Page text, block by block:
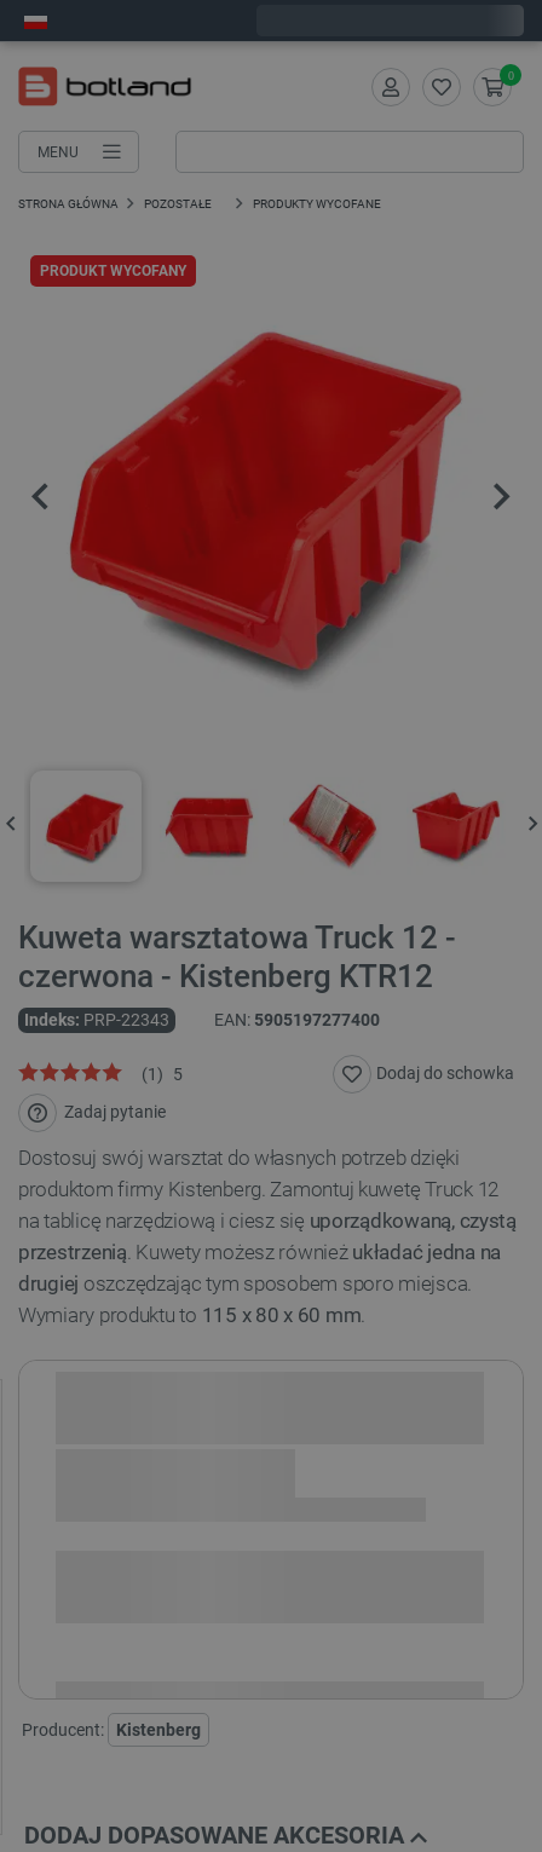
MENU
0
STRONA GŁÓWNA POZOSTAŁE PRODUKTY WYCOFANE
PRODUKT WYCOFANY
Kuweta warsztatowa Truck 12 -
czerwona - Kistenberg KTR12
Indeks: PRP-22343 EAN: 5905197277400
5
(1)
Zadaj pytanie
Dodaj do schowka
Dostosuj swój warsztat do własnych potrzeb dzięki
produktom firmy Kistenberg. Zamontuj kuwetę Truck 12
na tablicę narzędziową i ciesz się uporządkowaną, czystą
przestrzenią. Kuwety możesz również układać jedna na
drugiej oszczędzając tym sposobem sporo miejsca.
Wymiary produktu to 115 x 80 x 60 mm.
Producent: Kistenberg
DODAJ DOPASOWANE AKCESORIA